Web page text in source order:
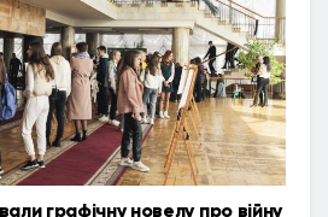
графічну новелу про війну